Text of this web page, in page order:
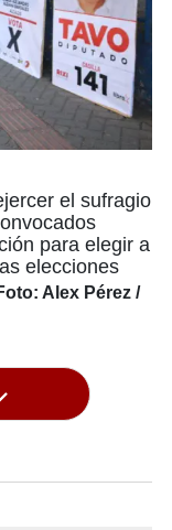
el sufragio
para elegir a
elecciones
Alex Pérez /